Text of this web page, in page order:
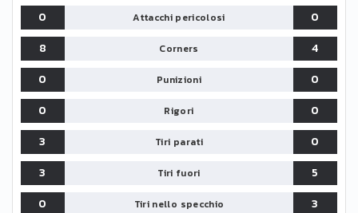
0 Attacchi pericolosi
0
8
Corners
4
0
Punizioni
0
0
Rigori
0
3
Tiri parati
0
3
Tiri fuori
5
0
Tiri nello specchio
3